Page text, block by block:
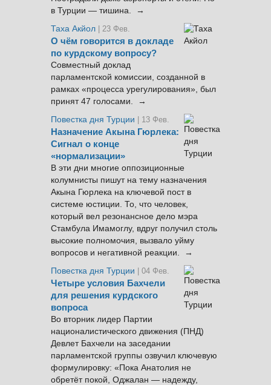
в Турции — тишина. →
Таха Акйол | 23 Фев.
О чём говорится в докладе
по курдскому вопросу?
Совместный доклад
парламентской комиссии, созданной в
рамках «процесса урегулирования», был
принят 47 голосами. →
Повестка дня Турции
| 13 Фев.
Назначение Акына Гюрлека:
Сигнал о конце
«нормализации»
В эти дни многие оппозиционные
колумнисты пишут на тему назначения
Акына Гюрлека на ключевой пост в
системе юстиции. То, что человек,
который вел резонансное дело мэра
Стамбула Имамоглу, вдруг получил столь
высокие полномочия, вызвало уйму
вопросов и негативной реакции. →
Повестка дня Турции
| 04 Фев.
Четыре условия Бахчели
для решения курдского
вопроса
Во вторник лидер Партии
националистического движения (ПНД)
Девлет Бахчели на заседании
парламентской группы озвучил ключевую
формулировку: «Пока Анатолия не
обретёт покой, Оджалан — надежду,